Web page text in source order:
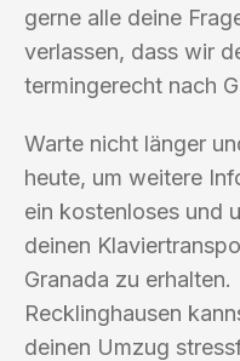
gerne alle deine
verlassen, dass wir
termingerecht nach
Warte nicht länger
heute, um weitere
ein kostenloses und
deinen
Granada zu
Recklinghausen
deinen Umzug